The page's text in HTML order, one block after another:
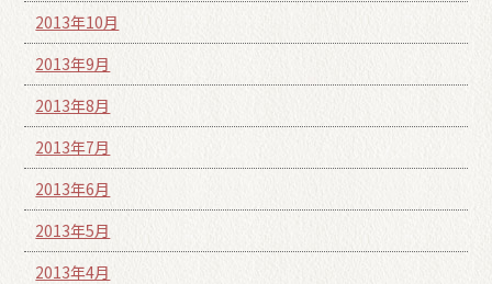
2013年10月
2013年9月
2013年8月
2013年7月
2013年6月
2013年5月
2013年4月